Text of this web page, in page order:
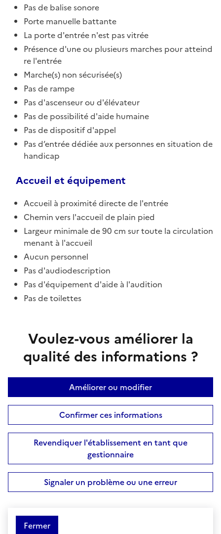
Pas de balise sonore
Porte manuelle battante
La porte d'entrée n'est pas vitrée
Présence d'une ou plusieurs marches pour atteind
re l'entrée
Marche(s) non sécurisée(s)
Pas de rampe
Pas d'ascenseur ou d'élévateur
Pas de possibilité d'aide humaine
Pas de dispositif d'appel
Pas d’entrée dédiée aux personnes en situation de
handicap
Accueil et équipement
Accueil à proximité directe de l'entrée
Chemin vers l'accueil de plain pied
Largeur minimale de 90 cm sur toute la circulation
menant à l'accueil
Aucun personnel
Pas d'audiodescription
Pas d'équipement d'aide à l'audition
Pas de toilettes
Voulez-vous améliorer la
qualité des informations ?
Améliorer ou modifier
Confirmer ces informations
Revendiquer l'établissement en tant que
gestionnaire
Signaler un problème ou une erreur
Fermer